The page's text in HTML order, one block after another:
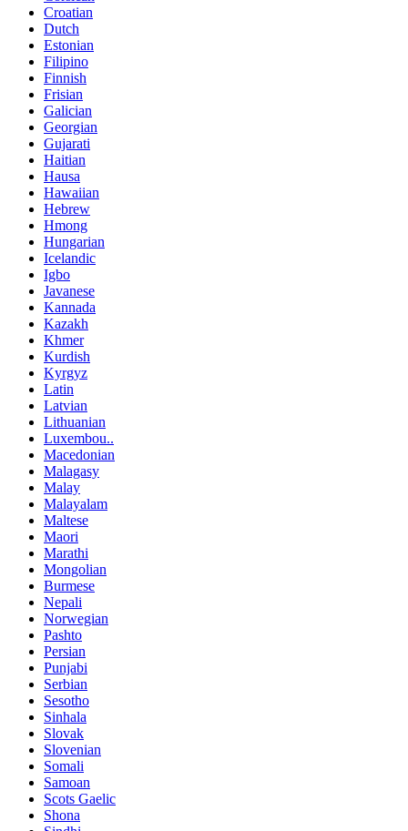
Croatian
Dutch
Estonian
Filipino
Finnish
Frisian
Galician
Georgian
Gujarati
Haitian
Hausa
Hawaiian
Hebrew
Hmong
Hungarian
Icelandic
Igbo
Javanese
Kannada
Kazakh
Khmer
Kurdish
Kyrgyz
Latin
Latvian
Lithuanian
Luxembou..
Macedonian
Malagasy
Malay
Malayalam
Maltese
Maori
Marathi
Mongolian
Burmese
Nepali
Norwegian
Pashto
Persian
Punjabi
Serbian
Sesotho
Sinhala
Slovak
Slovenian
Somali
Samoan
Scots Gaelic
Shona